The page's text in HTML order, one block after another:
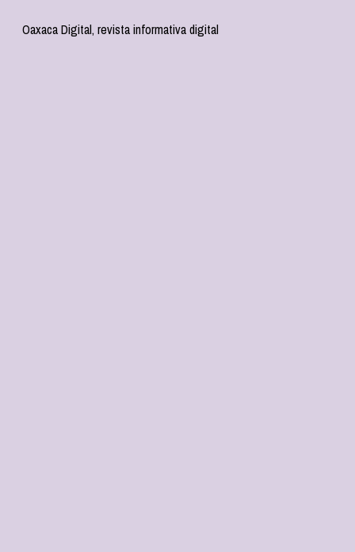
Oaxaca Digital, revista informativa digital